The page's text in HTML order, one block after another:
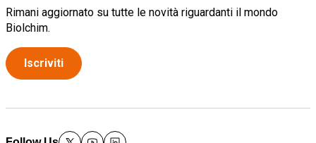
Rimani aggiornato su tutte le novità riguardanti il mondo
Biolchim.
Iscriviti